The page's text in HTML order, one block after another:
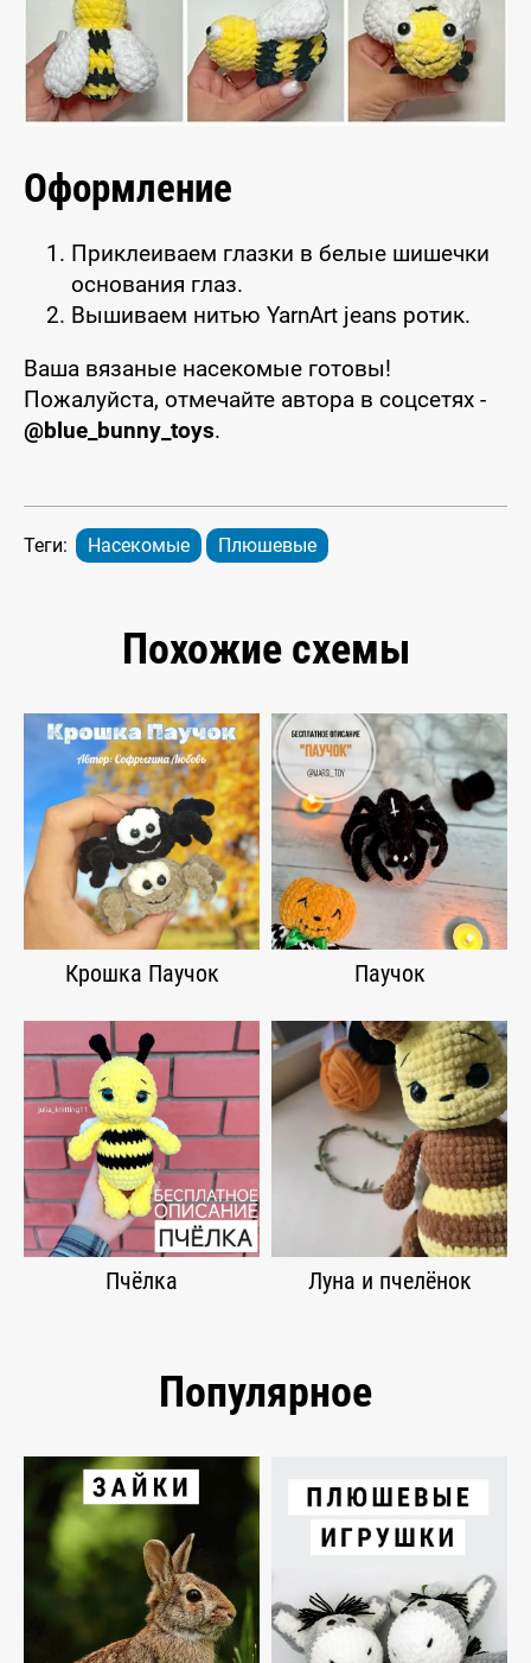
Оформление
Приклеиваем глазки в белые шишечки
основания глаз.
Вышиваем нитью YarnArt jeans ротик.
Ваша вязаные насекомые готовы!
Пожалуйста, отмечайте автора в соцсетях -
@blue_bunny_toys.
Теги: Насекомые Плюшевые
Похожие схемы
Крошка Паучок Паучок
Пчёлка Луна и пчелёнок
Популярное